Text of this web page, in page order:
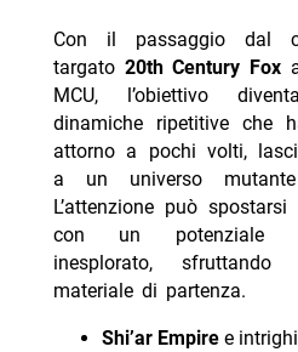
- Delitti del BarLume Il re dei
- Ascolti TV 6 agosto 2026:
- Un’estate ai Caraibi stasera
- Mbappé ed Ester Expósito
- Marco Bocci 48 anni:
Chiatti
Con il passaggio dal
targato 20th Century Fox
MCU, l’obiettivo
dinamiche ripetitive che
attorno a pochi volti,
a un universo
L’attenzione può
con un potenziale
inesplorato,
materiale di partenza.
Shi’ar Empiree